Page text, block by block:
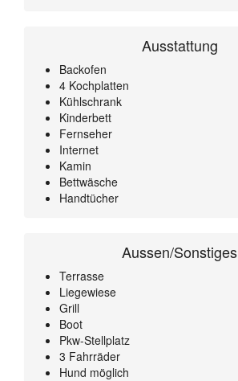
Ausstattung
Backofen
4 Kochplatten
Kühlschrank
Kinderbett
Fernseher
Internet
Kamin
Bettwäsche
Handtücher
Aussen/Sonstiges
Terrasse
Liegewiese
Grill
Boot
Pkw-Stellplatz
3 Fahrräder
Hund möglich